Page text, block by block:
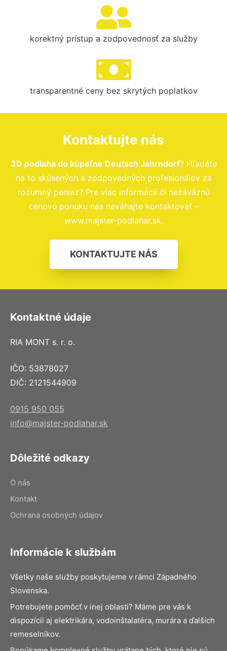
korektný prístup a zodpovednosť za služby
transparentné ceny bez skrytých poplatkov
Kontaktujte nás
3D podlaha do kúpeľne Deutsch Jahrndorf? Hľadáte
na to skúsených a zodpovedných profesionálov za
rozumný peniaz? Pre viac informácií či nezáväznú
cenovú ponuku nás neváhajte kontaktovať –
www.majster-podlahar.sk.
KONTAKTUJTE NÁS
Kontaktné údaje
RIA MONT s. r. o.
IČO: 53878027
DIČ: 2121544909
0915 950 055
info@majster-podlahar.sk
Dôležité odkazy
O nás
Kontakt
Ochrana osobných údajov
Informácie k službám
Všetky naše služby poskytujeme v rámci Západného
Slovenska.
Potrebujete pomôcť v inej oblasti? Máme pre vás k
dispozícii aj elektrikára, vodoinštalatéra, murára a ďalších
remeselníkov.